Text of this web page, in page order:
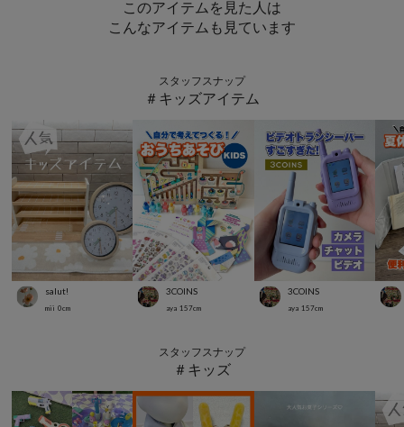
このアイテムを見た人は
こんなアイテムも見ています
スタッフスナップ
＃キッズアイテム
salut!
mii 0cm
3COINS
aya 157cm
3COINS
aya 157cm
スタッフスナップ
＃キッズ